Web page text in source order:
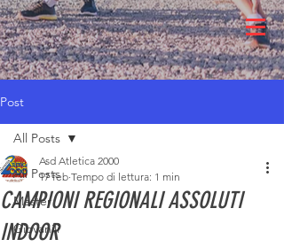
Post
All Posts
Master
Giovanili
All Posts
CAMPIONI REGIONALI ASSOLUTI
INDOOR
Asd Atletica 2000
17 feb Tempo di lettura: 1 min